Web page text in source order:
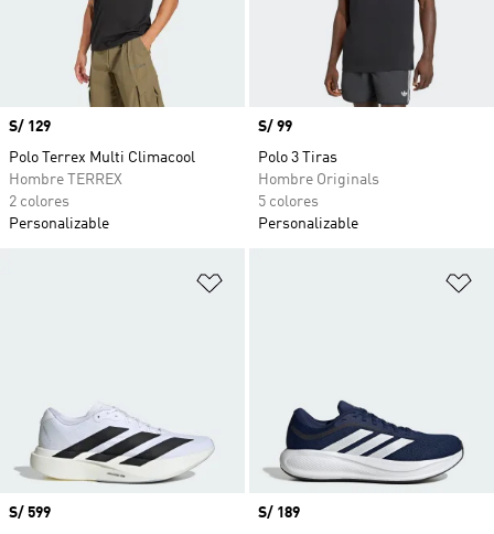
Precio
S/ 129
Polo Terrex Multi Climacool
Hombre TERREX
2 colores
Personalizable
Precio
S/ 99
Polo 3 Tiras
Hombre Originals
5 colores
Personalizable
Precio
S/ 599
Precio
S/ 189